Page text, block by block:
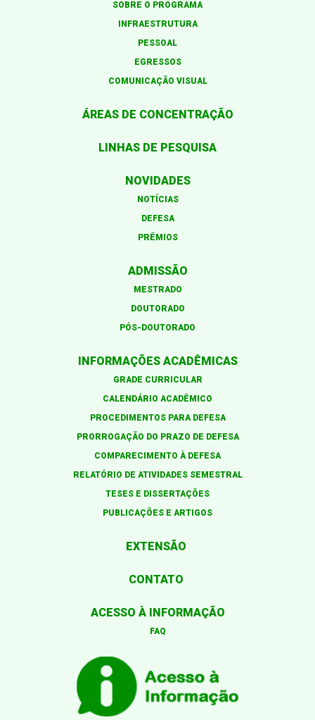
SOBRE O PROGRAMA
INFRAESTRUTURA
PESSOAL
EGRESSOS
COMUNICAÇÃO VISUAL
ÁREAS DE CONCENTRAÇÃO
LINHAS DE PESQUISA
NOVIDADES
NOTÍCIAS
DEFESA
PRÊMIOS
ADMISSÃO
MESTRADO
DOUTORADO
PÓS-DOUTORADO
INFORMAÇÕES ACADÊMICAS
GRADE CURRICULAR
CALENDÁRIO ACADÊMICO
PROCEDIMENTOS PARA DEFESA
PRORROGAÇÃO DO PRAZO DE DEFESA
COMPARECIMENTO À DEFESA
RELATÓRIO DE ATIVIDADES SEMESTRAL
TESES E DISSERTAÇÕES
PUBLICAÇÕES E ARTIGOS
EXTENSÃO
CONTATO
ACESSO À INFORMAÇÃO
FAQ